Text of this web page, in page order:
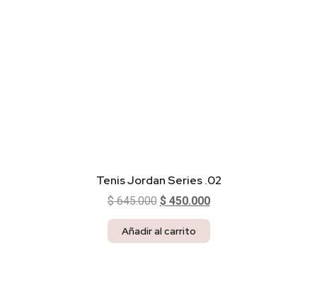
Tenis Jordan Series .02
$645.000 $450.000
Añadir al carrito